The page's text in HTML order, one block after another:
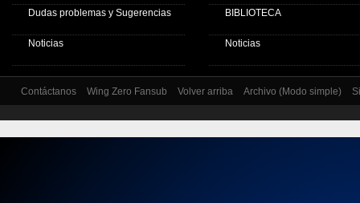
Dudas problemas y Sugerencias
Noticias
BIBLIOTECA
Noticias
Contáctanos Wing Zero Fansub Volver arriba Archivo (Modo simple)